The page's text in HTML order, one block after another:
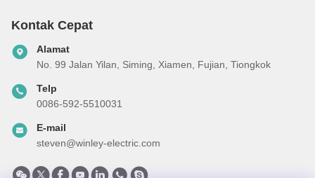
Kontak Cepat
Alamat
No. 99 Jalan Yilan, Siming, Xiamen, Fujian, Tiongkok
Telp
0086-592-5510031
E-mail
steven@winley-electric.com